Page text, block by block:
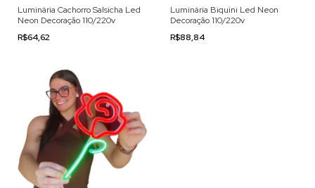
Luminária Cachorro Salsicha Led
Neon Decoração 110/220v
R$64,62
Luminária Biquini Led Neon
Decoração 110/220v
R$88,84